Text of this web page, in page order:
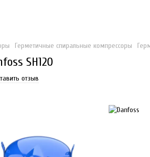
Герметичные спиральные компрессоры
SH120
отзыв